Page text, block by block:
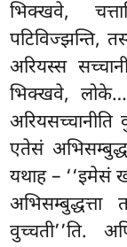
भिक्खवे,
पटिविज्झन्ति,
अरियस्स
भिक्खवे,
एतेसं
यथाह – ‘‘इमेसं
अभिसम्बुद्धत्ता
वुच्चती’’ति.